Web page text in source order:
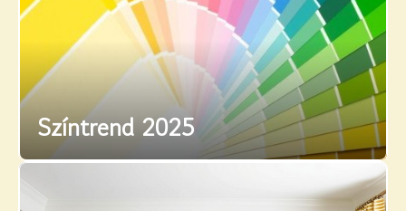
Színtrend 2025